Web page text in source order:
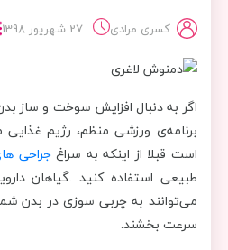
کسری مرادی 27 شهریور 1398
اگر به دنبال افزایش سوخت و ساز
برنامه‌ی ورزشی منظم، رژیم
است قبلا از اینکه به سراغجراحی
طبیعی استفاده کنید .گیاهان
می‌توانند به چربی‌ سوزی در بدن
سرعت بخشند.